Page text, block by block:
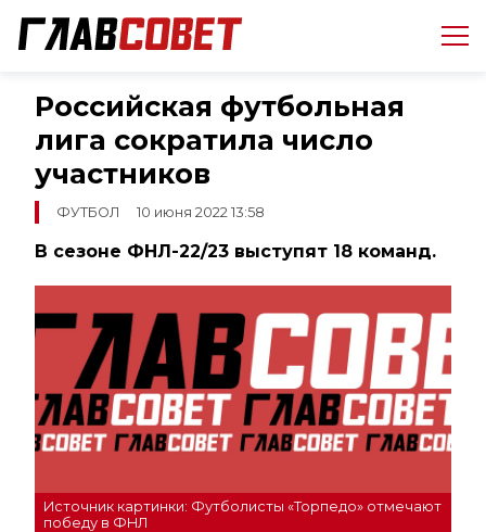
Российская футбольная
лига сократила число
участников
ФУТБОЛ 10 июня 2022 13:58
В сезоне ФНЛ-22/23 выступят 18 команд.
Источник картинки: Футболисты «Торпедо» отмечают
победу в ФНЛ